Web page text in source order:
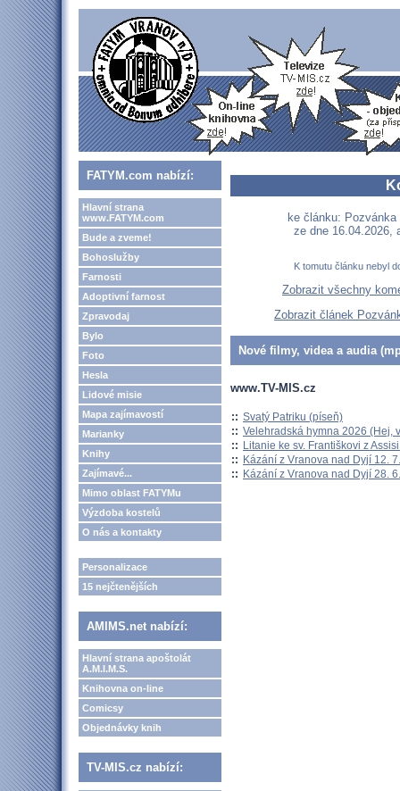
FATYM.com nabízí:
Hlavní strana
www.FATYM.com
Bude a zveme!
Bohoslužby
Farnosti
Adoptivní farnost
Zpravodaj
Bylo
Foto
Hesla
Lidové misie
Mapa zajímavostí
Marianky
Knihy
Zajímavé...
Mimo oblast FATYMu
Výzdoba kostelů
O nás a kontakty
Personalizace
15 nejčtenějších
AMIMS.net nabízí:
Hlavní strana apoštolát
A.M.I.M.S.
Knihovna on-line
Comicsy
Objednávky knih
TV-MIS.cz nabízí:
ke článku:
ze dne 16.04.2026,
K tomutu článku nebyl
Zobrazit všechny
Zobrazit článek
Nové filmy, videa a audia
www.TV-MIS.cz
:: Svatý Patriku (píseň)
:: Velehradská hymna 2026 (Hej,
:: Litanie ke sv. Františkovi z
:: Kázání z Vranova nad Dyjí 12.
:: Kázání z Vranova nad Dyjí 28.